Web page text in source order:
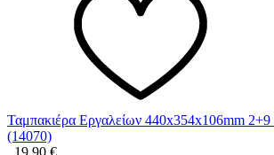
Ταμπακιέρα Εργαλείων 440x354x106mm
(14070)
19,90 €